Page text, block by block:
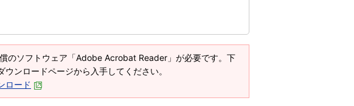
のソフトウェア「Adobe Acrobat Reader」が必要です。下
ンロードページから入手してください。
ロード